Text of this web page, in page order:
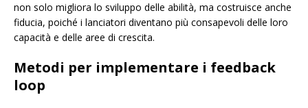
non solo migliora lo sviluppo delle abilità, ma costruisce anche
fiducia, poiché i lanciatori diventano più consapevoli delle loro
capacità e delle aree di crescita.
Metodi per implementare i feedback
loop